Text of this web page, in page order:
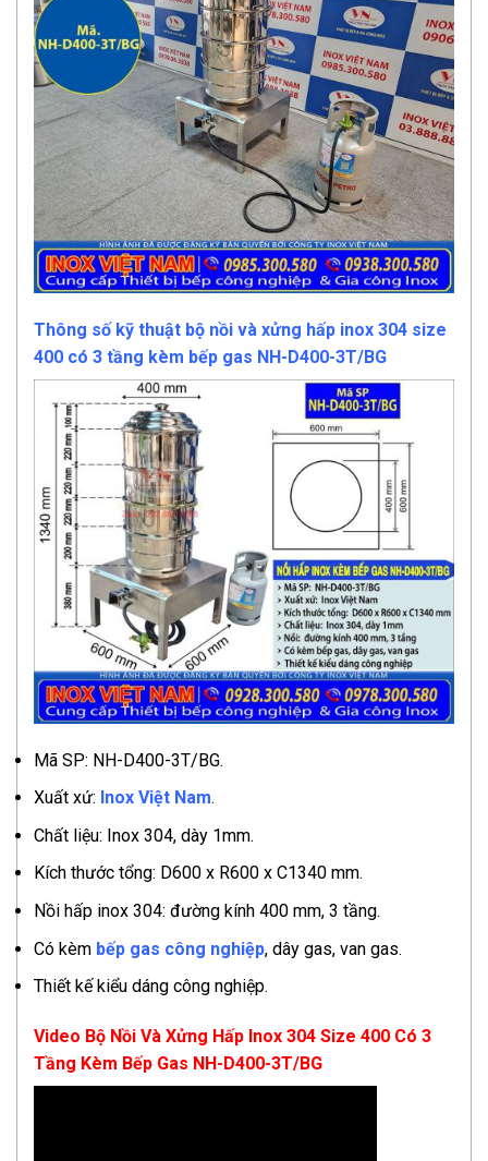
Thông số kỹ thuật bộ nồi và xửng hấp inox 304 size
400 có 3 tầng kèm bếp gas NH-D400-3T/BG
Mã SP: NH-D400-3T/BG.
Xuất xứ: Inox Việt Nam.
Chất liệu: Inox 304, dày 1mm.
Kích thước tổng: D600 x R600 x C1340 mm.
Nồi hấp inox 304: đường kính 400 mm, 3 tầng.
Có kèm bếp gas công nghiệp, dây gas, van gas.
Thiết kế kiểu dáng công nghiệp.
Video Bộ Nồi Và Xửng Hấp Inox 304 Size 400 Có 3
Tầng Kèm Bếp Gas NH-D400-3T/BG